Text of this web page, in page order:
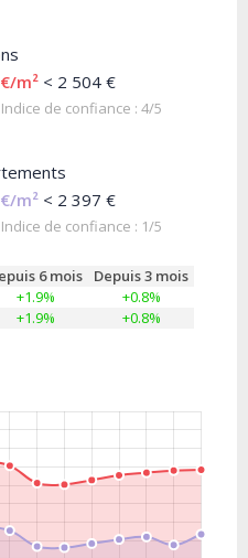
m² < 2 504 €
de confiance : 4/5
m² < 2 397 €
de confiance : 1/5
6 mois
Depuis 3 mois
+1.9%
+0.8%
+1.9% +0.8%